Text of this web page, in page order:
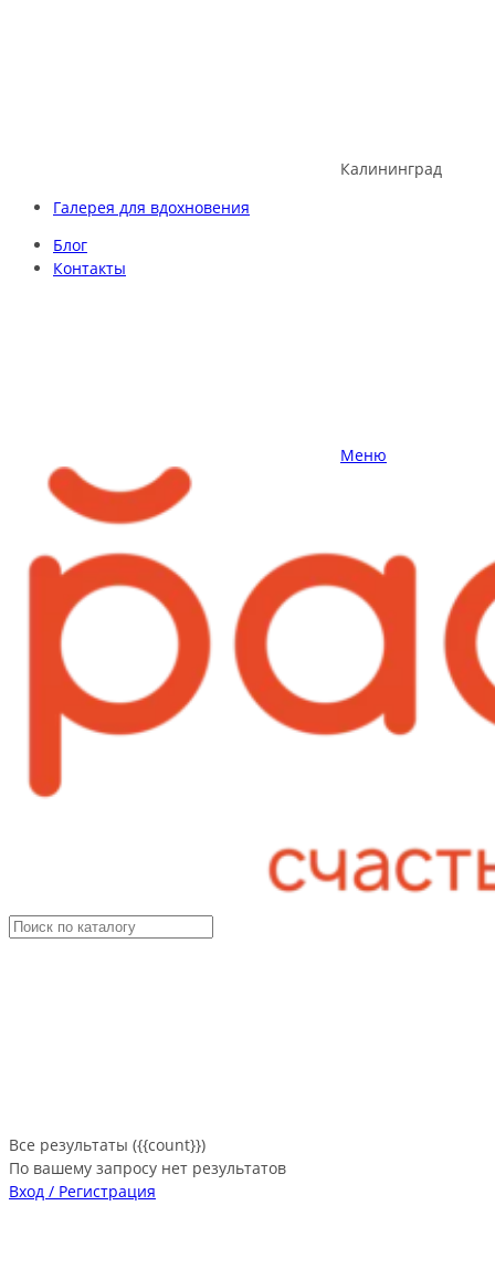
Калининград
Галерея для вдохновения
Блог
Контакты
Меню
Все результаты ({{count}})
По вашему запросу нет результатов
Вход / Регистрация